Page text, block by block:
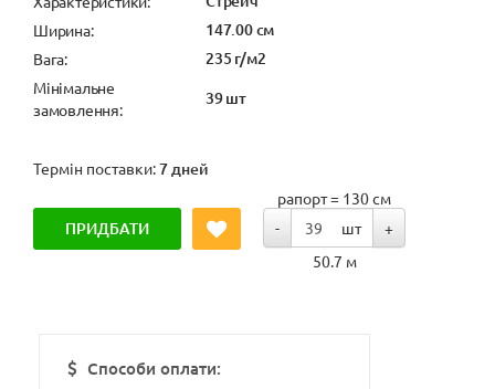
Ширина: 147.00 см
Вага: 235 г/м2
Мінімальне
замовлення:
39 шт
Термін поставки:7 дней
ПРИДБАТИ
рапорт = 130 см
-
шт
+
50.7 м
Способи оплати: